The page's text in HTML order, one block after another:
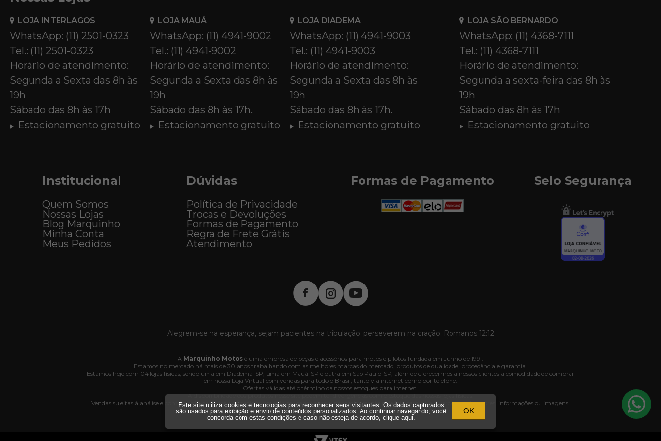
LOJA INTERLAGOS
WhatsApp: (11) 2501-0323
Tel.: (11) 2501-0323
Horário de atendimento:
Segunda a Sexta das 8h às
19h
Sábado das 8h às 17h
Estacionamento gratuito
LOJA MAUÁ
WhatsApp: (11) 4941-9002
Tel.: (11) 4941-9002
Horário de atendimento:
Segunda a Sexta das 8h às
19h
Sábado das 8h às 17h.
Estacionamento gratuito
LOJA DIADEMA
WhatsApp: (11) 4941-9003
Tel.: (11) 4941-9003
Horário de atendimento:
Segunda a Sexta das 8h às
19h
Sábado das 8h às 17h.
Estacionamento gratuito
LOJA SÃO BERNARDO
WhatsApp: (11) 4368-7111
Tel.: (11) 4368-7111
Horário de atendimento:
Segunda a sexta-feira das 8h às
19h
Sábado das 8h às 17h
Estacionamento gratuito
Institucional
Quem Somos
Nossas Lojas
Blog Marquinho
Minha Conta
Meus Pedidos
Dúvidas
Política de Privacidade
Trocas e Devoluções
Formas de Pagamento
Regra de Frete Grátis
Atendimento
Formas de Pagamento Selo Segurança
Alegrem-se na esperança, sejam pacientes na tribulação, perseverem na oração. Romanos 12:12
A Marquinho Motos é uma empresa de peças e acessórios para motos e pilotos fundada em Junho de 1991.
Estamos no mercado há mais de 30 anos trabalhando com as melhores marcas do mercado, produtos de qualidade, procedência e garantia.
Estamos hoje com 04 lojas físicas, sendo uma em Diadema-SP, uma em Mauá-SP e outra em São Paulo-SP, além de oferecermos a nossos clientes a comodidade de comprar
em nossa Loja Virtual com vendas para todo o Brasil, tanto via internet como por telefone.
Ofertas válidas até o término de nossos estoques para internet.
A disponibilidade dos produtos nesse site podem ter divergências com o estoque das nossas lojas físicas.
Vendas sujeitas à análise e confirmação de dados e os pedidos poderão ser cancelados automaticamente pela loja caso haja divergência de valores, informações ou imagens.
Av. Interlagos, 3064 - 04660-005 - Jd. Marajoara - SP - CNPJ 35.636.876/0001-03.
Todos os direitos reservados.
Este site utiliza cookies e tecnologias para reconhecer seus visitantes. Os dados capturados
são usados para exibição e envio de conteúdos personalizados. Ao continuar navegando, você
concorda com estas condições e caso não esteja de acordo, clique aqui.
OK